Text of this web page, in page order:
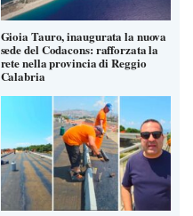
Gioia Tauro, inaugurata la nuova
sede del Codacons: rafforzata la
rete nella provincia di Reggio
Calabria